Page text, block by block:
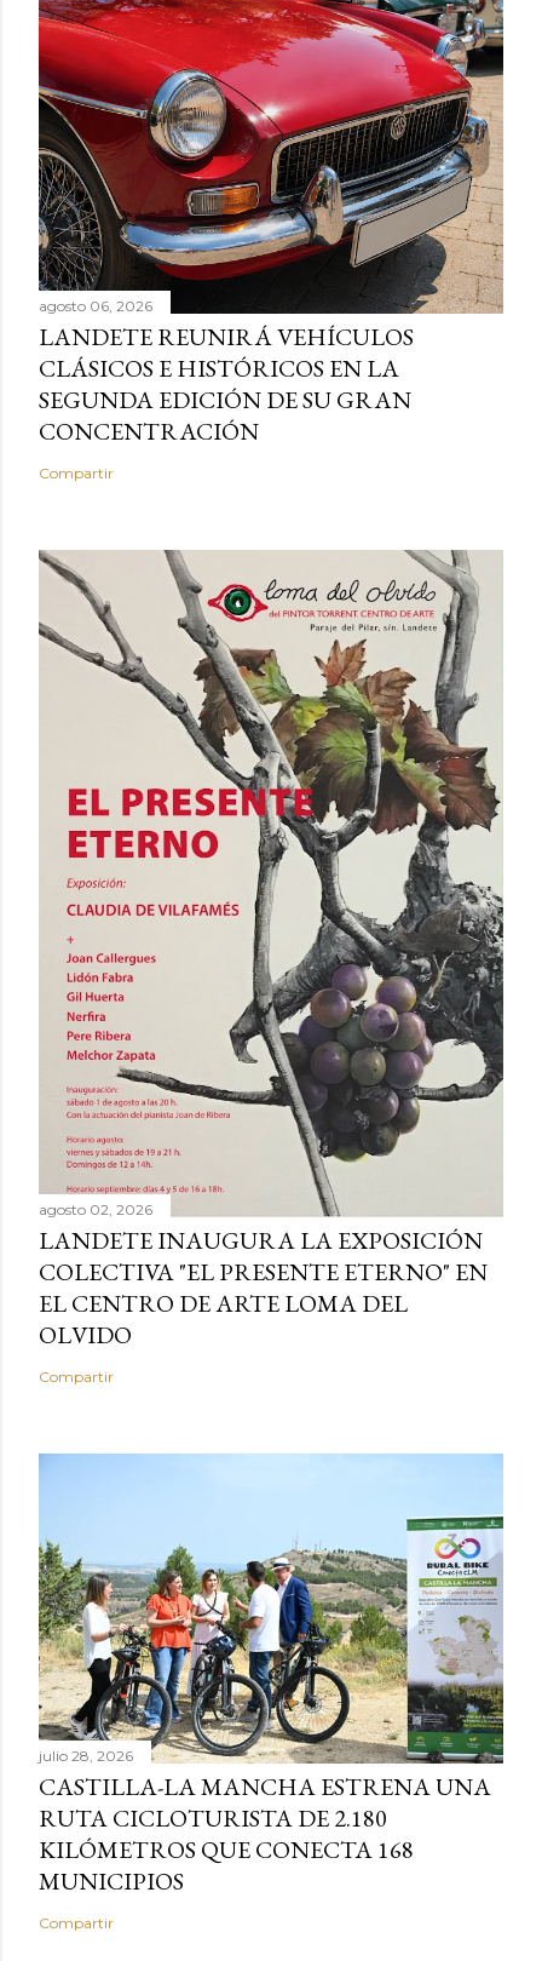
agosto 06, 2026
LANDETE REUNIRÁ VEHÍCULOS
CLÁSICOS E HISTÓRICOS EN LA
SEGUNDA EDICIÓN DE SU GRAN
CONCENTRACIÓN
Compartir
agosto 02, 2026
LANDETE INAUGURA LA EXPOSICIÓN
COLECTIVA "EL PRESENTE ETERNO" EN
EL CENTRO DE ARTE LOMA DEL
OLVIDO
Compartir
julio 28, 2026
CASTILLA-LA MANCHA ESTRENA UNA
RUTA CICLOTURISTA DE 2.180
KILÓMETROS QUE CONECTA 168
MUNICIPIOS
Compartir